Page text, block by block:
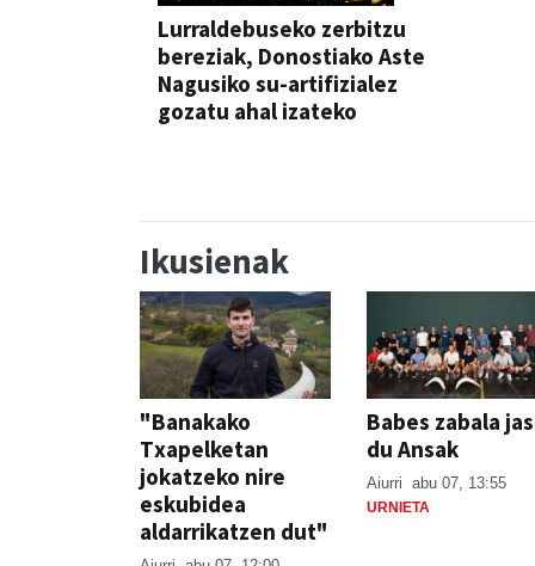
Lurraldebuseko zerbitzu
bereziak, Donostiako Aste
Nagusiko su-artifizialez
gozatu ahal izateko
Ikusienak
"Banakako
Txapelketan
jokatzeko nire
eskubidea
aldarrikatzen dut"
Babes zabala
du Ansak
Aiurri abu 07, 13:55
URNIETA